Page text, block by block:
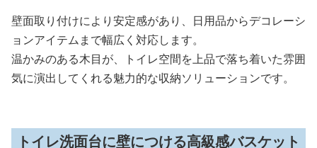
壁面取り付けにより安定感があり、日用品からデコレーシ
ョンアイテムまで幅広く対応します。
温かみのある木目が、トイレ空間を上品で落ち着いた雰囲
気に演出してくれる魅力的な収納ソリューションです。
トイレ洗面台に壁につける高級感バスケット